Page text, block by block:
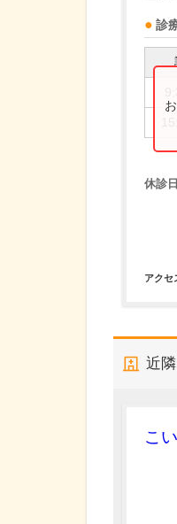
診
休診
アクセ
近
こ